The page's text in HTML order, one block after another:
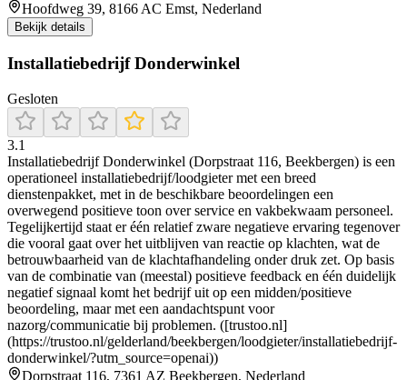
Hoofdweg 39, 8166 AC Emst, Nederland
Bekijk details
Installatiebedrijf Donderwinkel
Gesloten
3.1
Installatiebedrijf Donderwinkel (Dorpstraat 116, Beekbergen) is een
operationeel installatiebedrijf/loodgieter met een breed
dienstenpakket, met in de beschikbare beoordelingen een
overwegend positieve toon over service en vakbekwaam personeel.
Tegelijkertijd staat er één relatief zware negatieve ervaring tegenover
die vooral gaat over het uitblijven van reactie op klachten, wat de
betrouwbaarheid van de klachtafhandeling onder druk zet. Op basis
van de combinatie van (meestal) positieve feedback en één duidelijk
negatief signaal komt het bedrijf uit op een midden/positieve
beoordeling, maar met een aandachtspunt voor
nazorg/communicatie bij problemen. ([trustoo.nl]
(https://trustoo.nl/gelderland/beekbergen/loodgieter/installatiebedrijf-
donderwinkel/?utm_source=openai))
Dorpstraat 116, 7361 AZ Beekbergen, Nederland